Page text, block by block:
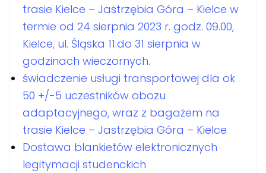
trasie Kielce – Jastrzębia Góra – Kielce w
termie od 24 sierpnia 2023 r. godz. 09.00,
Kielce, ul. Śląska 11.do 31 sierpnia w
godzinach wieczornych.
świadczenie usługi transportowej dla ok
50 +/-5 uczestników obozu
adaptacyjnego, wraz z bagażem na
trasie Kielce – Jastrzębia Góra – Kielce
Dostawa blankietów elektronicznych
legitymacji studenckich